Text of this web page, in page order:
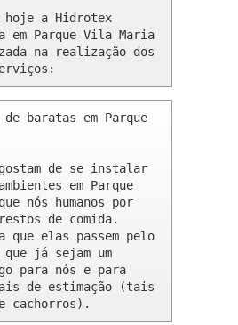
hoje a Hidrotex
em Parque Vila Maria
na realização dos
de baratas em Parque
de se instalar
em Parque
nós humanos por
de comida.
que elas passem pelo
que já sejam um
para nós e para
de estimação (tais
cachorros).